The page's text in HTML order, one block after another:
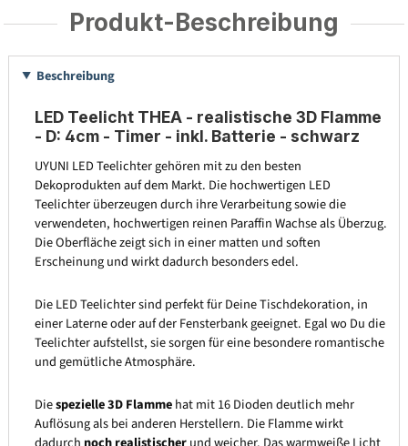
Produkt-Beschreibung
Beschreibung
LED Teelicht THEA - realistische 3D Flamme
- D: 4cm - Timer - inkl. Batterie - schwarz
UYUNI LED Teelichter gehören mit zu den besten
Dekoprodukten auf dem Markt. Die hochwertigen LED
Teelichter überzeugen durch ihre Verarbeitung sowie die
verwendeten, hochwertigen reinen Paraffin Wachse als Überzug.
Die Oberfläche zeigt sich in einer matten und soften
Erscheinung und wirkt dadurch besonders edel.
Die LED Teelichter sind perfekt für Deine Tischdekoration, in
einer Laterne oder auf der Fensterbank geeignet. Egal wo Du die
Teelichter aufstellst, sie sorgen für eine besondere romantische
und gemütliche Atmosphäre.
Diespezielle 3D Flammehat mit 16 Dioden deutlich mehr
Auflösung als bei anderen Herstellern. Die Flamme wirkt